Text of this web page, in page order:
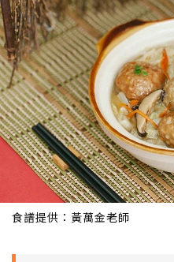
食譜提供：黃萬金老師